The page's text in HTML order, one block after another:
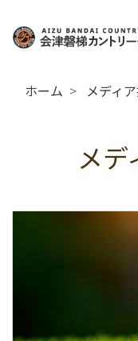
ホーム メディ
メデ